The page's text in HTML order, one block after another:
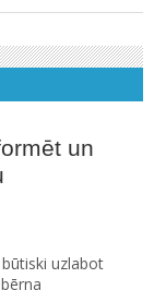
un
uzlabot